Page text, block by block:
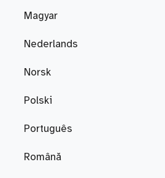
Magyar
Nederlands
Norsk
Polski
Português
Română